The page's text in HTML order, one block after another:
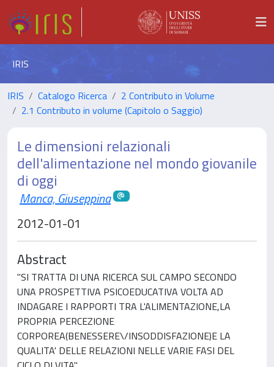
IRIS
IRIS Catalogo Ricerca
2 Contributo in Volume
2.1 Contributo in volume (Capitolo o Saggio)
Le dimensioni relazionali
dell'alimentazione nel mondo giovanile
di oggi
Manca, Giuseppina
2012-01-01
Abstract
"SI TRATTA DI UNA RICERCA SUL CAMPO SECONDO
UNA PROSPETTIVA PSICOEDUCATIVA VOLTA AD
INDAGARE I RAPPORTI TRA L'ALIMENTAZIONE,LA
PROPRIA PERCEZIONE
CORPOREA(BENESSERE\/INSODDISFAZIONE)E LA
QUALITA' DELLE RELAZIONI NELLE VARIE FASI DEL